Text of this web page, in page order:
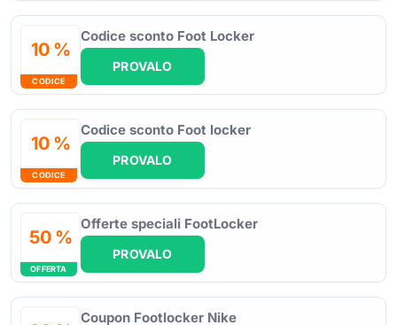
10 %
CODICE
Codice sconto Foot Locker
PROVALO
10 %
CODICE
Codice sconto Foot locker
PROVALO
50 %
OFFERTA
Offerte speciali FootLocker
PROVALO
Coupon Footlocker Nike